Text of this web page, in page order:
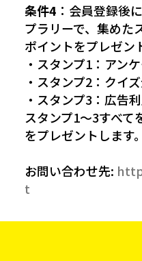
条件4 ：会員登録後
プラリーで、集めた
ポイントをプレゼン
・スタンプ1：アン
・スタンプ2：クイ
・スタンプ3：広告
スタンプ1〜3すべて
をプレゼントします。
お問い合わせ先:
t